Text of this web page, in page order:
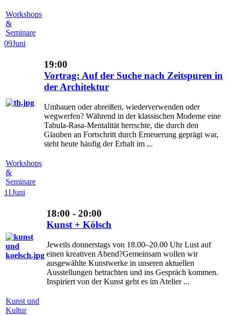
Workshops
&
Seminare
09Juni
19:00
Vortrag: Auf der Suche nach Zeitspuren in
der Architektur
Umbauen oder abreißen, wiederverwenden oder
wegwerfen? Während in der klassischen Moderne eine
Tabula-Rasa-Mentalität herrschte, die durch den
Glauben an Fortschritt durch Erneuerung geprägt war,
steht heute häufig der Erhalt im ...
Workshops
&
Seminare
11Juni
18:00 - 20:00
Kunst + Kölsch
Jeweils donnerstags von 18.00–20.00 Uhr Lust auf
einen kreativen Abend?Gemeinsam wollen wir
ausgewählte Kunstwerke in unseren aktuellen
Ausstellungen betrachten und ins Gespräch kommen.
Inspiriert von der Kunst geht es im Atelier ...
Kunst und
Kultur